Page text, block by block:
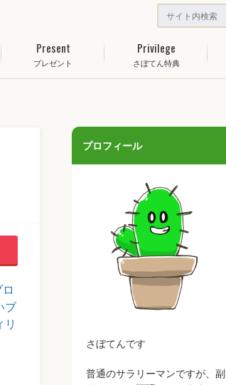
プレゼント
Present
さぼてん特典
Privilege
プロフィール
さぼてんです
普通のサラリーマンですが、